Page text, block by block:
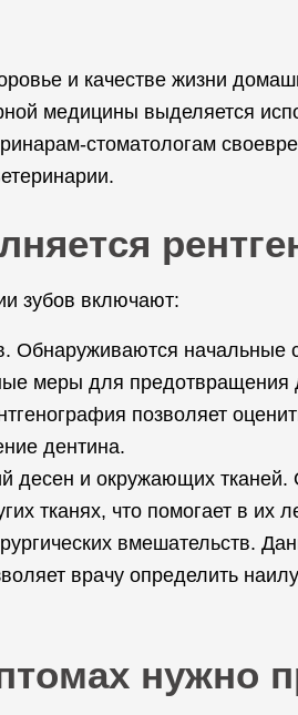
и качестве жизни
медицины выделяется
стоматологам
зубов включают:
Обнаруживаются начальные
меры для предотвращения
позволяет
дентина.
десен и окружающих тканей.
тканях, что помогает в их
вмешательств.
врачу определить
нужно